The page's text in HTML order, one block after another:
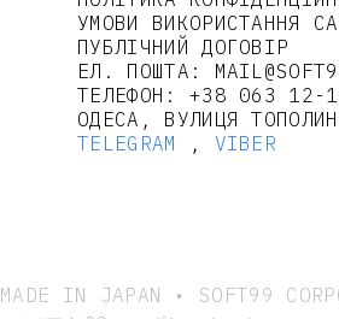
УМОВИ ВИКОРИСТАННЯ
ПУБЛІЧНИЙ ДОГОВІР
ЕЛ. ПОШТА:
ТЕЛЕФОН: +38 063 12-
ОДЕСА, ВУЛИЦЯ
TELEGRAM
, VIBER
MADE IN JAPAN • SOFT99